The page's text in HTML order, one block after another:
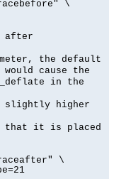
\
after
the default
would cause the
in the
slightly higher
that it is placed
\